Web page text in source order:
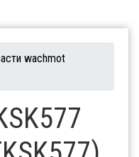
wachmot